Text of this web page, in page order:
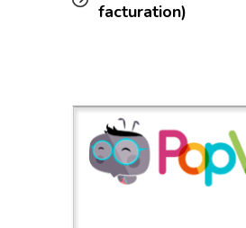
facturation)